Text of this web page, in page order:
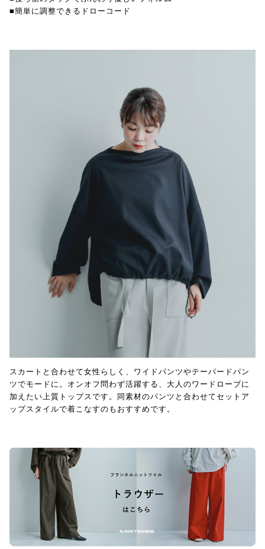
■簡単に調整できるドローコード
スカートと合わせて女性らしく、ワイドパンツやテーパードパン
ツでモードに。オンオフ問わず活躍する、大人のワードローブに
加えたい上質トップスです。同素材のパンツと合わせてセットア
ップスタイルで着こなすのもおすすめです。